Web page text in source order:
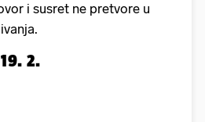
i susret ne pretvore u
2.